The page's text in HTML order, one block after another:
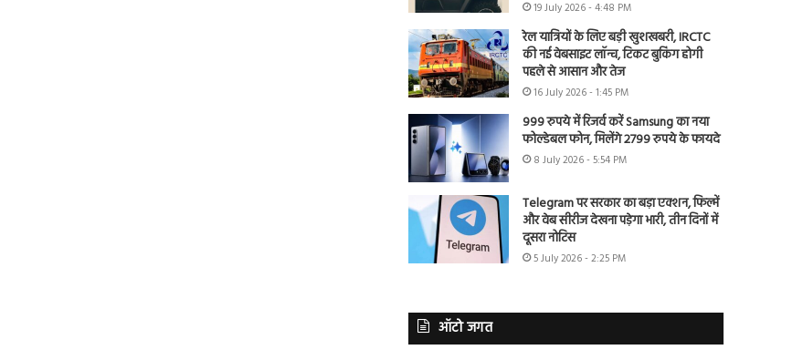
19 July 2026 - 4:48 PM
रेल यात्रियों के लिए बड़ी खुशखबरी, IRCTC
की नई वेबसाइट लॉन्च, टिकट बुकिंग होगी
पहले से आसान और तेज
16 July 2026 - 1:45 PM
999 रुपये में रिजर्व करें Samsung का नया
फोल्डेबल फोन, मिलेंगे 2799 रुपये के फायदे
8 July 2026 - 5:54 PM
Telegram पर सरकार का बड़ा एक्शन, फिल्में
और वेब सीरीज देखना पड़ेगा भारी, तीन दिनों में
दूसरा नोटिस
5 July 2026 - 2:25 PM
ऑटो जगत